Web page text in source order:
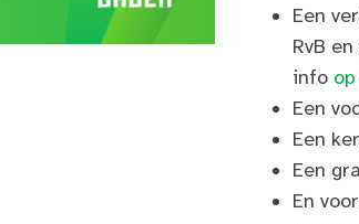
Een
RvB
info
Een
Een
Een
En